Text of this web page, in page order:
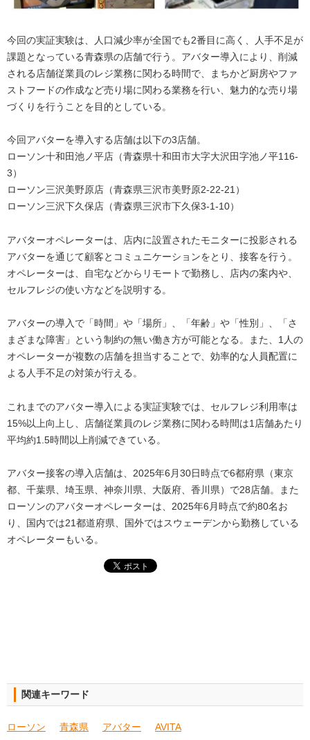
今回の実証実験は、人口減少率が全国でも2番目に高く、人手不足が
課題となっている青森県の店舗で行う。アバター導入により、削減
される店舗従業員のレジ業務に関わる時間で、まちかど厨房やファ
ストフードの作成など売り場に関わる業務を行い、魅力的な売り場
づくりを行うことを目的としている。
今回アバターを導入する店舗は以下の3店舗。
ローソン十和田池ノ平店（青森県十和田市大字大沢田字池ノ平116-
3）
ローソン三沢美野原店（青森県三沢市美野原2-22-21）
ローソン三沢下久保店（青森県三沢市下久保3-1-10）
アバターオペレーターは、店内に設置されたモニターに投影される
アバターを通じて顧客とコミュニケーションをとり、接客を行う。
オペレーターは、自宅などからリモートで勤務し、店内の案内や、
セルフレジの使い方などを説明する。
アバターの導入で「時間」や「場所」、「年齢」や「性別」、「さ
まざまな障害」という制約の無い働き方が可能となる。また、1人の
オペレーターが複数の店舗を担当することで、効率的な人員配置に
よる人手不足の対策が行える。
これまでのアバター導入による実証実験では、セルフレジ利用率は
15%以上向上し、店舗従業員のレジ業務に関わる時間は1店舗あたり
平均約1.5時間以上削減できている。
アバター接客の導入店舗は、2025年6月30日時点で6都府県（東京
都、千葉県、埼玉県、神奈川県、大阪府、香川県）で28店舗。また
ローソンのアバターオペレーターは、2025年6月時点で約80名お
り、国内では21都道府県、国外ではスウェーデンから勤務している
オペレーターもいる。
関連キーワード
ローソン 青森県 アバター AVITA